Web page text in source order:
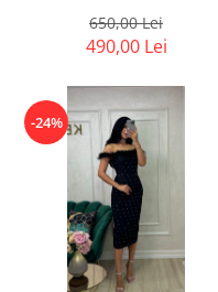
650,00 Lei
490,00 Lei
-24%